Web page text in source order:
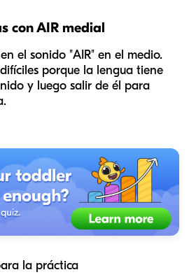
con AIR medial
el sonido "AIR" en el medio.
porque la lengua tiene
y luego salir de él para
la práctica